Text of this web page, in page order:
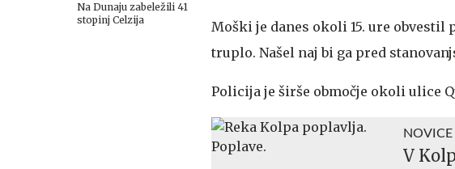
Na Dunaju zabeležili 41
stopinj Celzija
Moški je danes okoli 15. ure obvestil
truplo. Našel naj bi ga pred
Policija je širše območje okoli ulice
NOVICE
V